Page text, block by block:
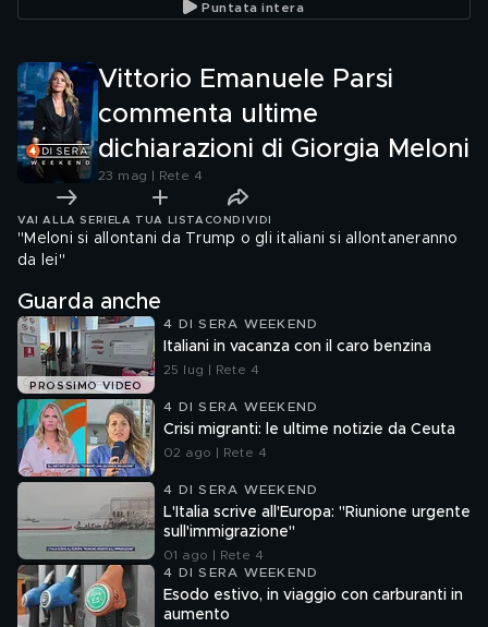
Puntata intera
Vittorio Emanuele Parsi
commenta ultime
dichiarazioni di Giorgia Meloni
23 mag | Rete 4
VAI ALLA SERIE LA TUA LISTA CONDIVIDI
"Meloni si allontani da Trump o gli italiani si allontaneranno
da lei"
Guarda anche
PROSSIMO VIDEO
4 DI SERA WEEKEND
Italiani in vacanza con il caro benzina
25 lug | Rete 4
4 DI SERA WEEKEND
Crisi migranti: le ultime notizie da Ceuta
02 ago | Rete 4
4 DI SERA WEEKEND
L'Italia scrive all'Europa: "Riunione urgente
sull'immigrazione"
01 ago | Rete 4
4 DI SERA WEEKEND
Esodo estivo, in viaggio con carburanti in
aumento